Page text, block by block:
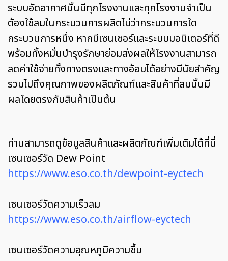
ระบบอัดอากาศนั้นมีทุกโรงงานและทุกโรงงานจำเป็น
ต้องใช้ลมในกระบวนการผลิตไม่ว่ากระบวนการใด
กระบวนการหนึ่ง หากมีเซนเซอร์และระบบมอนิเตอร์ที่ดี
พร้อมทั้งหมั่นบำรุงรักษาย่อมส่งผลให้โรงงานสามารถ
ลดค่าใช้จ่ายทั้งทางตรงและทางอ้อมได้อย่างมีนัยสำคัญ
รวมไปถึงคุณภาพของผลิตภัณฑ์และสินค้าที่ลมนั้นมี
ผลโดยตรงกับสินค้าเป็นต้น
ท่านสามารถดูข้อมูลสินค้าและผลิตภัณฑ์เพิ่มเติมได้ที่นี่
เซนเซอร์วัด Dew Point
https://www.eso.co.th/dewpoint-eyctech
เซนเซอร์วัดความเร็วลม
https://www.eso.co.th/airflow-eyctech
เซนเซอร์วัดความอุณหภูมิความชื้น